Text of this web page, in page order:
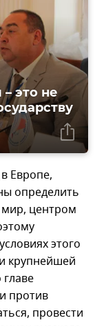
это не
Европе,
определить
мир, центром
этого
крупнейшей
против
провести